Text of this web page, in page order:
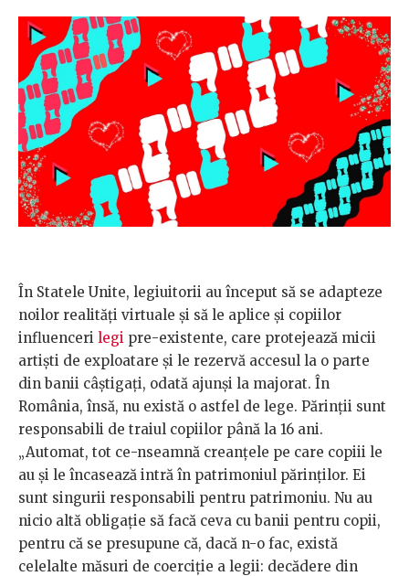
În Statele Unite, legiuitorii au început să se adapteze
noilor realități virtuale și să le aplice și copiilor
influenceri legi pre-existente, care protejează micii
artiști de exploatare și le rezervă accesul la o parte
din banii câștigați, odată ajunși la majorat. În
România, însă, nu există o astfel de lege. Părinții sunt
responsabili de traiul copiilor până la 16 ani.
„Automat, tot ce-nseamnă creanțele pe care copiii le
au și le încasează intră în patrimoniul părinților. Ei
sunt singurii responsabili pentru patrimoniu. Nu au
nicio altă obligație să facă ceva cu banii pentru copii,
pentru că se presupune că, dacă n-o fac, există
celelalte măsuri de coerciție a legii: decădere din